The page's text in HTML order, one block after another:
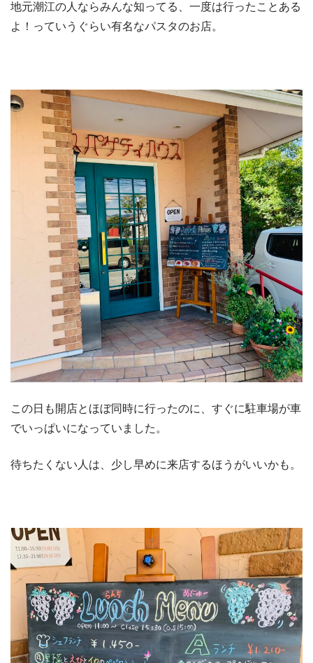
地元潮江の人ならみんな知ってる、一度は行ったことある
よ！っていうぐらい有名なパスタのお店。
この日も開店とほぼ同時に行ったのに、すぐに駐車場が車
でいっぱいになっていました。
待ちたくない人は、少し早めに来店するほうがいいかも。